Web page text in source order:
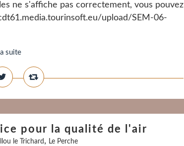
ne s'affiche pas correctement, vous pouvez
upload/SEM-06-
suite
pour la qualité de l'air
le Trichard , Le Perche